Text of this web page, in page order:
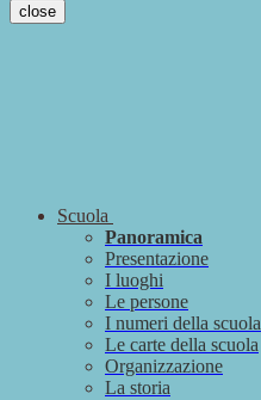
close
Scuola
Panoramica
Presentazione
I luoghi
Le persone
I numeri della scuola
Le carte della scuola
Organizzazione
La storia